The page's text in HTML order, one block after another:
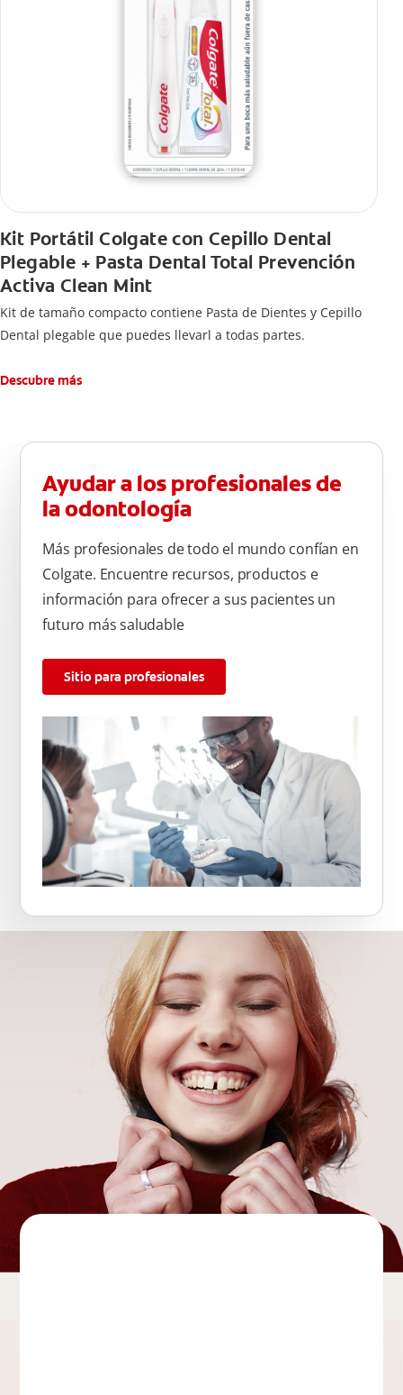
Kit Portátil Colgate con Cepillo Dental
Plegable + Pasta Dental Total Prevención
Activa Clean Mint
Kit de tamaño compacto contiene Pasta de Dientes y Cepillo
Dental plegable que puedes llevarl a todas partes.
Descubre más
Ayudar a los profesionales de
la odontología
Más profesionales de todo el mundo confían en
Colgate. Encuentre recursos, productos e
información para ofrecer a sus pacientes un
futuro más saludable
Sitio para profesionales